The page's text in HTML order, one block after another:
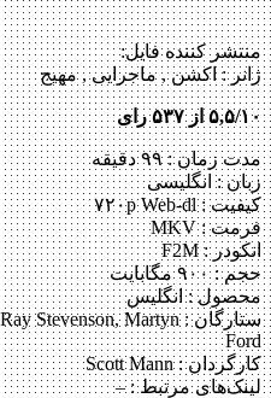
منتشر کننده فایل:
ژانر : اکشن , ماجرایی , مهیج
۵,۵/۱۰ از ۵۳۷ رای
مدت زمان : ۹۹ دقیقه
زبان : انگلیسی
کیفیت : ۷۲۰p Web-dl
فرمت : MKV
انکودر : F2M
حجم : ۹۰۰ مگابایت
محصول : انگلیس
ستارگان :Stevenson, Martyn
Ford
کارگردان :Scott Mann
لینک‌های مرتبط :–